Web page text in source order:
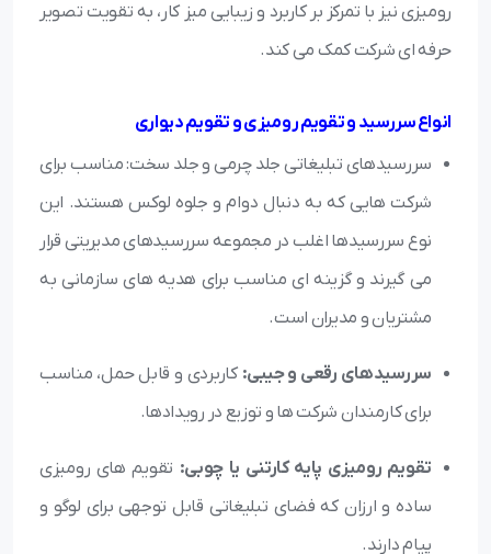
رومیزی نیز با تمرکز بر کاربرد و زیبایی میز کار، به تقویت تصویر
حرفه ای شرکت کمک می کند.
انواع سررسید و تقویم رومیزی و تقویم دیواری
سررسیدهای تبلیغاتی جلد چرمی و جلد سخت: مناسب برای
شرکت هایی که به دنبال دوام و جلوه لوکس هستند. این
نوع سررسیدها اغلب در مجموعه سررسیدهای مدیریتی قرار
می گیرند و گزینه ای مناسب برای هدیه های سازمانی به
مشتریان و مدیران است.
سررسیدهای رقعی و جیبی: کاربردی و قابل حمل، مناسب
برای کارمندان شرکت ها و توزیع در رویدادها.
تقویم رومیزی پایه کارتنی یا چوبی: تقویم های رومیزی
ساده و ارزان که فضای تبلیغاتی قابل توجهی برای لوگو و
پیام دارند.